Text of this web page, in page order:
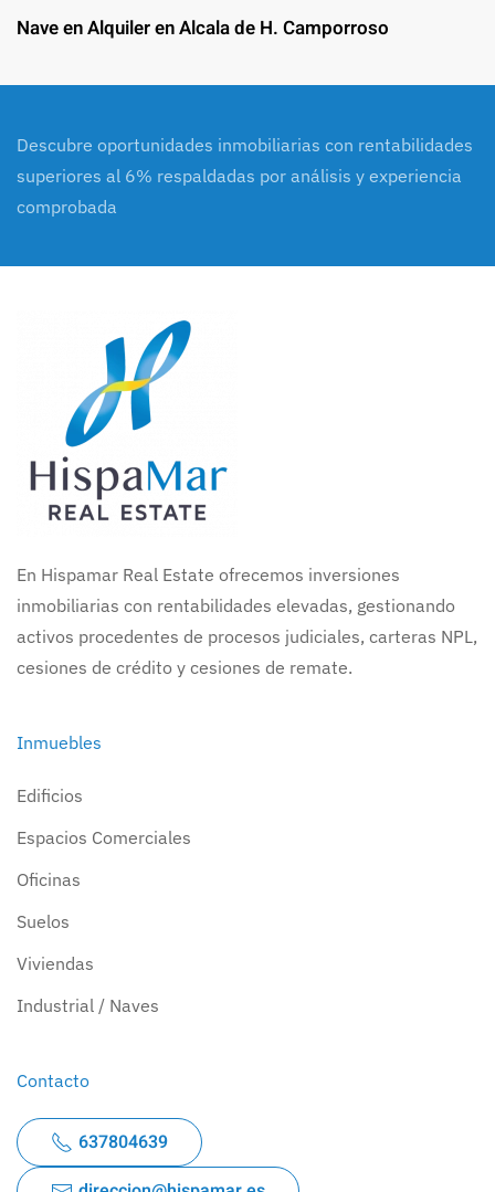
Nave en Alquiler en Alcala de H. Camporroso
Descubre oportunidades inmobiliarias con rentabilidades
superiores al 6% respaldadas por análisis y experiencia
comprobada
En Hispamar Real Estate ofrecemos inversiones
inmobiliarias con rentabilidades elevadas, gestionando
activos procedentes de procesos judiciales, carteras NPL,
cesiones de crédito y cesiones de remate.
Inmuebles
Edificios
Espacios Comerciales
Oficinas
Suelos
Viviendas
Industrial / Naves
Contacto
637804639